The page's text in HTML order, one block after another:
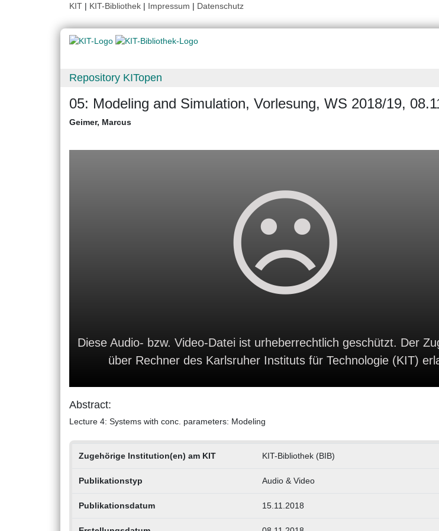
KIT | KIT-Bibliothek | Impressum | Datenschutz
Repository KITopen
05: Modeling and Simulation, Vorlesung, WS 2018/19,
Geimer, Marcus
Diese Audio- bzw. Video-Datei ist urheberrechtlich geschützt. Der
über Rechner des Karlsruher Instituts für Technologie (KIT)
Abstract:
Lecture 4: Systems with conc. parameters: Modeling
Zugehörige Institution(en) am KIT KIT-Bibliothek (BIB)
Publikationstyp Audio & Video
Publikationsdatum 15.11.2018